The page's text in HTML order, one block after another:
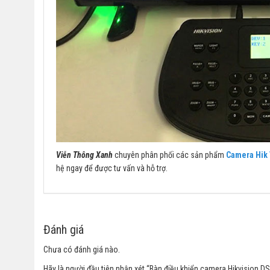
Viễn Thông Xanh chuyên phân phối các sản phẩm Camera
hệ ngay để được tư vấn và hỗ trợ.
Đánh giá
Chưa có đánh giá nào.